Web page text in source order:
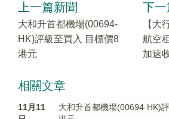
上一篇新聞
大和升首都機場(00694-
HK)評級至買入 目標價8
港元
下一
【大
航空
加速
相關文章
11月11
大和升首都機場(00694-HK)